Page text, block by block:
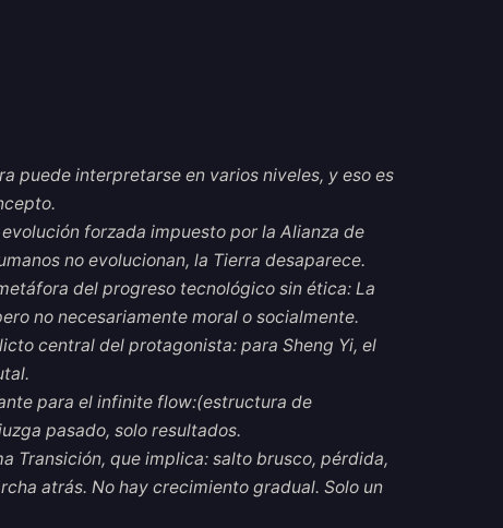
puede interpretarse en varios niveles, y eso es
forzada impuesto por la Alianza de
no evolucionan, la Tierra desaparece.
del progreso tecnológico sin ética: La
no necesariamente moral o socialmente.
central del protagonista: para Sheng Yi, el
para el infinite flow:(estructura de
pasado, solo resultados.
Transición, que implica: salto brusco, pérdida,
atrás. No hay crecimiento gradual. Solo un